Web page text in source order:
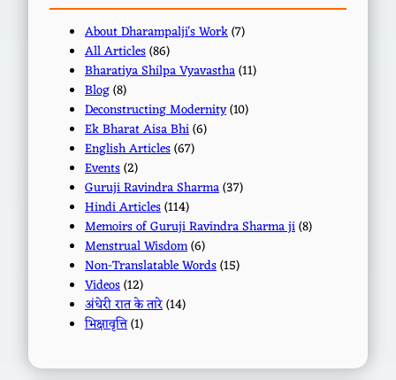
About Dharampalji's Work(7)
All Articles(86)
Bharatiya Shilpa Vyavastha(11)
Blog(8)
Deconstructing Modernity(10)
Ek Bharat Aisa Bhi(6)
English Articles(67)
Events(2)
Guruji Ravindra Sharma(37)
Hindi Articles(114)
Memoirs of Guruji Ravindra Sharma ji(8)
Menstrual Wisdom(6)
Non-Translatable Words(15)
Videos(12)
अंधेरी रात के तारे(14)
भिक्षावृत्ति(1)